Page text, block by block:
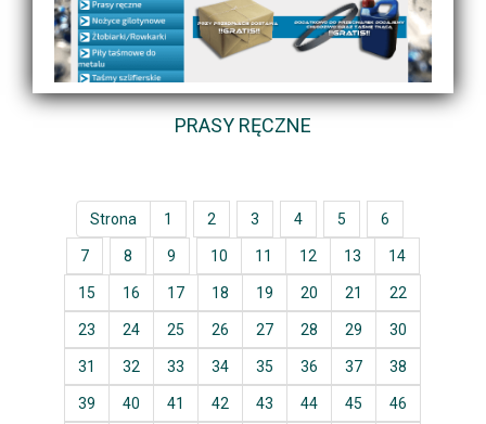
PRASY RĘCZNE
Strona 1 2 3 4 5 6
7 8 9 10 11 12 13 14
15 16 17 18 19 20 21 22
23 24 25 26 27 28 29 30
31 32 33 34 35 36 37 38
39 40 41 42 43 44 45 46